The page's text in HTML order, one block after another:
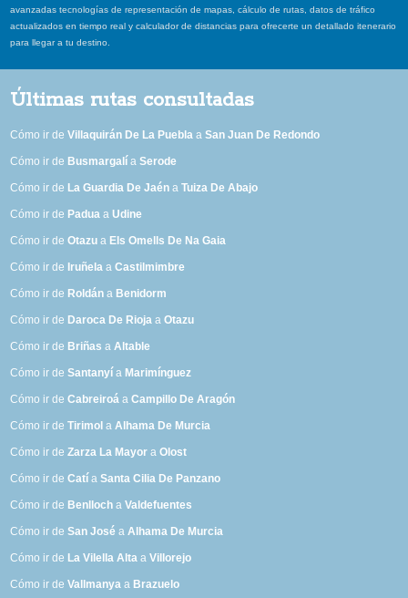
avanzadas tecnologías de representación de mapas, cálculo de rutas, datos de tráfico
actualizados en tiempo real y calculador de distancias para ofrecerte un detallado itenerario
para llegar a tu destino.
Últimas rutas consultadas
Cómo ir deVillaquirán De La Puebla aSan Juan De Redondo
Cómo ir de Busmargalí aSerode
Cómo ir de La Guardia De Jaén aTuiza De Abajo
Cómo ir de Padua aUdine
Cómo ir deOtazu a Els Omells De Na Gaia
Cómo ir de Iruñela aCastilmimbre
Cómo ir de Roldán a Benidorm
Cómo ir de Daroca De Rioja aOtazu
Cómo ir de Briñas aAltable
Cómo ir deSantanyí a Marimínguez
Cómo ir deCabreiroá aCampillo De Aragón
Cómo ir deTirimol aAlhama De Murcia
Cómo ir deZarza La Mayor aOlost
Cómo ir deCatí aSanta Cilia De Panzano
Cómo ir de Benlloch aValdefuentes
Cómo ir deSan José aAlhama De Murcia
Cómo ir de La Vilella Alta aVillorejo
Cómo ir deVallmanya a Brazuelo